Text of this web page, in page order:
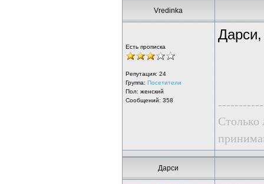
Vredinka
Есть прописка
Репутация: 24
Группа: Посетители
Пол: женский
Сообщений: 358
Столько
Дарси